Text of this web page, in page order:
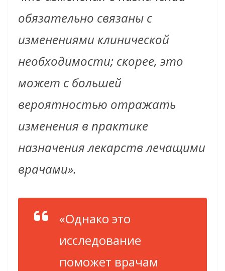
обязательно связаны с
изменениями клинической
необходимости; скорее, это
может с большей
вероятностью отражать
изменения в практике
назначения лекарств лечащими
врачами».
«Однако это
исследование
поможет врачам